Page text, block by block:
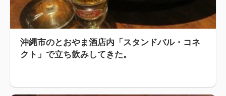
沖縄市のとおやま酒店内「スタンドバル・コネ
クト」で立ち飲みしてきた。